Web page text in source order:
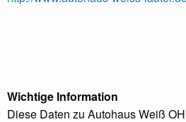
Wichtige Information
Diese Daten zu Autohaus Weiß